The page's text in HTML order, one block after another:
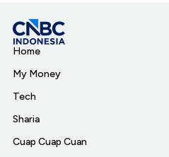
Home
My Money
Tech
Sharia
Cuap Cuap Cuan